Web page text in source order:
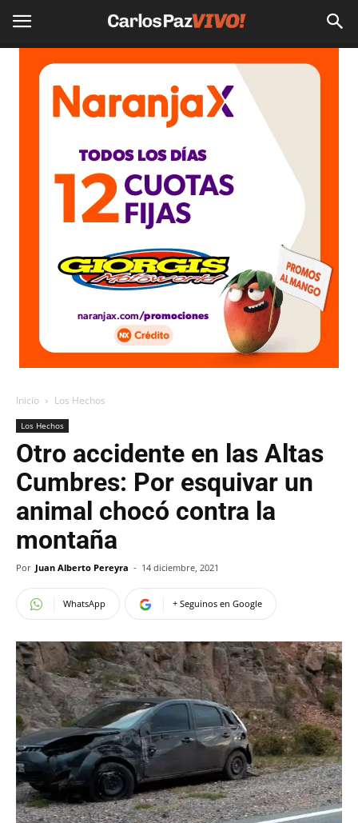
Inicio Los Hechos
Los Hechos
Otro accidente en las Altas
Cumbres: Por esquivar un
animal chocó contra la
montaña
Por Juan Alberto Pereyra - 14 diciembre, 2021
WhatsApp + Seguinos en Google